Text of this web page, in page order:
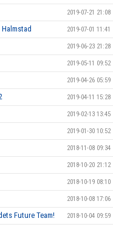
2019-07-21 21:08
2019-07-01 11:41
2019-06-23 21:28
2019-05-11 09:52
2019-04-26 05:59
2019-04-11 15:28
2019-02-13 13:45
2019-01-30 10:52
2018-11-08 09:34
2018-10-20 21:12
2018-10-19 08:10
2018-10-08 17:06
Future Team! 2018-10-04 09:59